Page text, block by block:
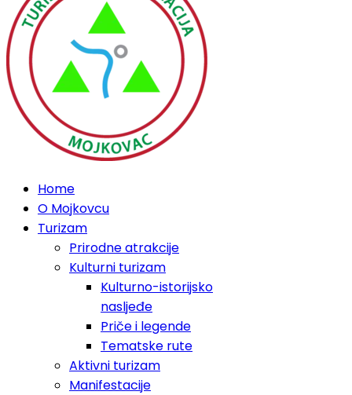
Home
O Mojkovcu
Turizam
Prirodne atrakcije
Kulturni turizam
Kulturno-istorijsko
nasljeđe
Priče i legende
Tematske rute
Aktivni turizam
Manifestacije